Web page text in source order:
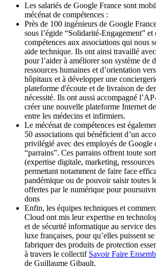
Les salariés de Google France sont
mécénat de compétences :
Près de 100 ingénieurs de Google
sous l’égide “Solidarité-Engagement”
compétences aux associations qui nous
aide technique. Ils ont ainsi travaillé
pour l’aider à améliorer son système de
ressources humaines et d’orientation
hôpitaux et à développer une
plateforme d'écoute et de livraison de
nécessité. Ils ont aussi accompagné
créer une nouvelle plateforme Internet
entre les médecins et infirmiers.
Le mécénat de compétences est
50 associations qui bénéficient d’un
privilégié avec des employés de Google
“parrains”. Ces parrains offrent toute
(expertise digitale, marketing,
permettant notamment de faire face
pandémique ou de pouvoir saisir toutes
offertes par le numérique pour
dons
Enfin, les équipes techniques et
Cloud ont mis leur expertise en
et de sécurité informatique au service
luxe françaises, pour qu’elles puissent
fabriquer des produits de protection
à travers le collectif Savoir Faire
de Guillaume Gibault.